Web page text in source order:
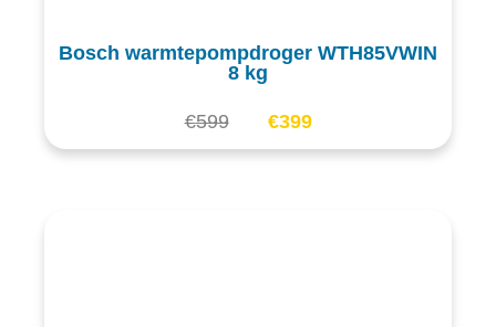
Bosch warmtepompdroger WTH85VWIN
8 kg
€599 €399